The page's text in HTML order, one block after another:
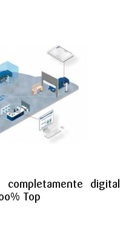
digital
Top